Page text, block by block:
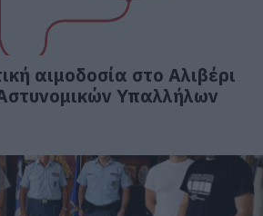
αιμοδοσία στο Αλιβέρι
Υπαλλήλων